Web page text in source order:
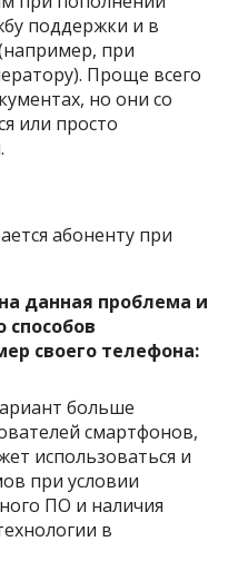
поддержки и в
при
Проще всего
но они со
или просто
абоненту при
данная проблема и
способов
своего телефона:
больше
смартфонов,
использоваться и
при условии
ПО и наличия
в